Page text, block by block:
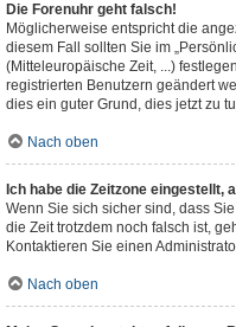
Die Forenuhr geht falsch!
Möglicherweise entspricht die
diesem Fall sollten Sie im
(Mitteleuropäische Zeit, ...)
registrierten Benutzern geändert
dies ein guter Grund, dies jetzt zu
Nach oben
Ich habe die Zeitzone eingestellt,
Wenn Sie sich sicher sind, dass
die Zeit trotzdem noch falsch ist,
Kontaktieren Sie einen
Nach oben